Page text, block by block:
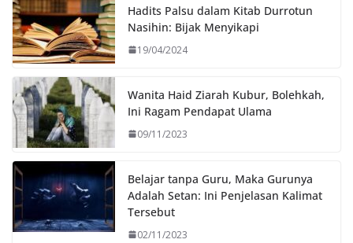
Hadits Palsu dalam Kitab Durrotun
Nasihin: Bijak Menyikapi
19/04/2024
Wanita Haid Ziarah Kubur, Bolehkah,
Ini Ragam Pendapat Ulama
09/11/2023
Belajar tanpa Guru, Maka Gurunya
Adalah Setan: Ini Penjelasan Kalimat
Tersebut
02/11/2023